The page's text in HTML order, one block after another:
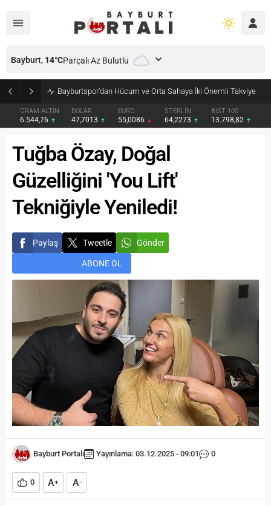
Bayburtspor’dan Hücum ve Orta Sahaya İki Önemli Takviye
GRAM ALTIN
6.544,76
DOLAR
47,7013
EURO
55,0086
STERLİN
64,2273
BIST 100
13.798,82
Bayburt, 14°CParçalı Az Bulutlu
Tuğba Özay, Doğal
Güzelliğini 'You Lift'
Tekniğiyle Yeniledi!
Paylaş Tweetle Gönder
ABONE OL
Bayburt Portalı Yayınlama: 03.12.2025 - 09:01 0
0 A+ A-